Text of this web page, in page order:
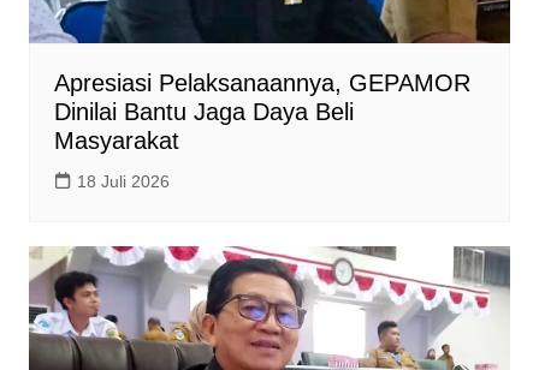
Apresiasi Pelaksanaannya, GEPAMOR
Dinilai Bantu Jaga Daya Beli
Masyarakat
18 Juli 2026